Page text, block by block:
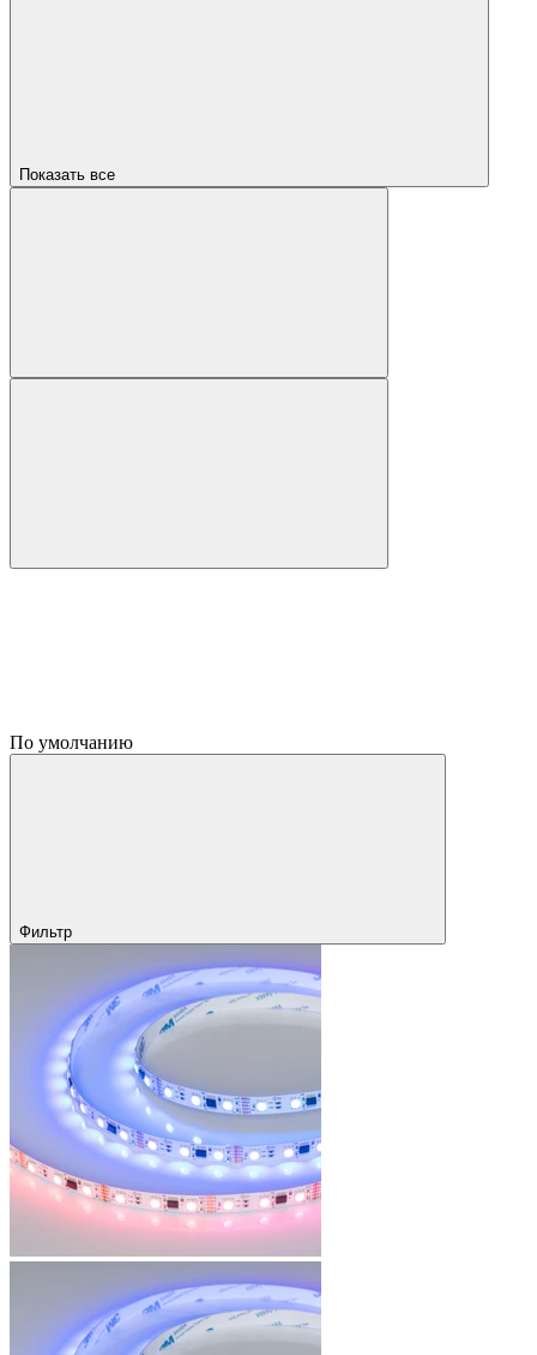
Показать все
По умолчанию
Фильтр